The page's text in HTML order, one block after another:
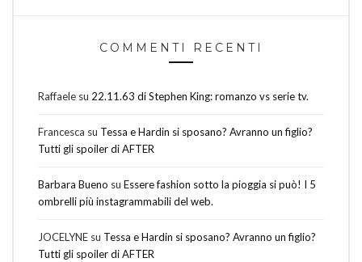
COMMENTI RECENTI
Raffaele su 22.11.63 di Stephen King: romanzo vs serie tv.
Francesca su Tessa e Hardin si sposano? Avranno un figlio?
Tutti gli spoiler di AFTER
Barbara Bueno su Essere fashion sotto la pioggia si può! I 5
ombrelli più instagrammabili del web.
JOCELYNE su Tessa e Hardin si sposano? Avranno un figlio?
Tutti gli spoiler di AFTER